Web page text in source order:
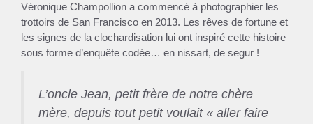
Véronique Champollion a commencé à photographier les
trottoirs de San Francisco en 2013. Les rêves de fortune et
les signes de la clochardisation lui ont inspiré cette histoire
sous forme d’enquête codée… en nissart, de segur !
L’oncle Jean, petit frère de notre chère
mère, depuis tout petit voulait « aller faire